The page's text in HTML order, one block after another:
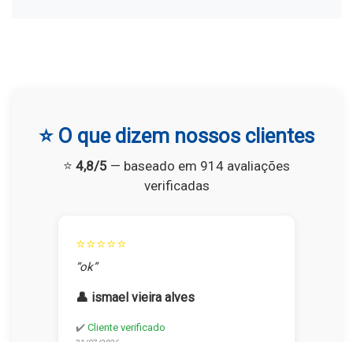
⭐ O que dizem nossos clientes
⭐ 4,8/5 — baseado em 914 avaliações
verificadas
⭐⭐⭐⭐⭐
“ok”
👤 ismael vieira alves
✔️ Cliente verificado